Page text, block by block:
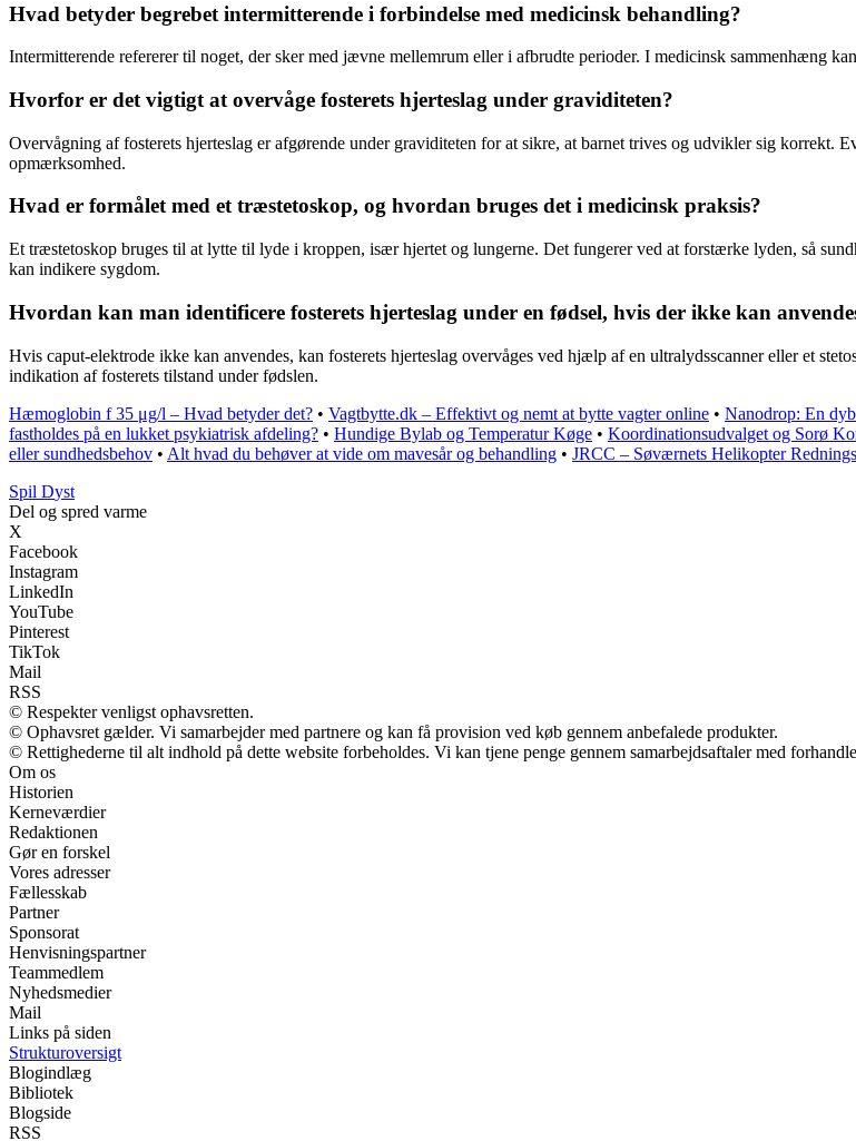
Hvad betyder begrebet intermitterende i forbindelse med medicinsk behandling?
Intermitterende refererer til noget, der sker med jævne mellemrum eller i afbrudte perioder. I medicinsk sammenhæng
Hvorfor er det vigtigt at overvåge fosterets hjerteslag under graviditeten?
Overvågning af fosterets hjerteslag er afgørende under graviditeten for at sikre, at barnet trives og udvikler sig
opmærksomhed.
Hvad er formålet med et træstetoskop, og hvordan bruges det i medicinsk praksis?
Et træstetoskop bruges til at lytte til lyde i kroppen, især hjertet og lungerne. Det fungerer ved at forstærke lyden, så
kan indikere sygdom.
Hvordan kan man identificere fosterets hjerteslag under en fødsel, hvis der ikke kan
Hvis caput-elektrode ikke kan anvendes, kan fosterets hjerteslag overvåges ved hjælp af en ultralydsscanner eller et
indikation af fosterets tilstand under fødslen.
Hæmoglobin f 35 μg/l – Hvad betyder det? • Vagtbytte.dk – Effektivt og nemt at bytte vagter online • Nanodrop: En
fastholdes på en lukket psykiatrisk afdeling? • Hundige Bylab og Temperatur Køge • Koordinationsudvalget og Sorø
eller sundhedsbehov • Alt hvad du behøver at vide om mavesår og behandling • JRCC – Søværnets Helikopter
Spil Dyst
Del og spred varme
X
Facebook
Instagram
LinkedIn
YouTube
Pinterest
TikTok
Mail
RSS
© Respekter venligst ophavsretten.
© Ophavsret gælder. Vi samarbejder med partnere og kan få provision ved køb gennem anbefalede produkter.
© Rettighederne til alt indhold på dette website forbeholdes. Vi kan tjene penge gennem samarbejdsaftaler med
Om os
Historien
Kerneværdier
Redaktionen
Gør en forskel
Vores adresser
Fællesskab
Partner
Sponsorat
Henvisningspartner
Teammedlem
Nyhedsmedier
Mail
Links på siden
Strukturoversigt
Blogindlæg
Bibliotek
Blogside
RSS